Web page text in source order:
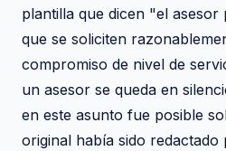
plantilla que dicen "el
que se soliciten
compromiso de nivel de
un asesor se queda en
en este asunto fue posible
original había sido redactado